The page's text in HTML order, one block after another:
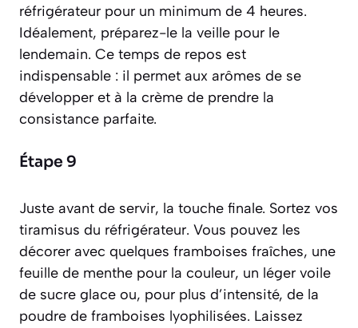
réfrigérateur pour un minimum de 4 heures.
Idéalement, préparez-le la veille pour le
lendemain. Ce temps de repos est
indispensable : il permet aux arômes de se
développer et à la crème de prendre la
consistance parfaite.
Étape 9
Juste avant de servir, la touche finale. Sortez vos
tiramisus du réfrigérateur. Vous pouvez les
décorer avec quelques framboises fraîches, une
feuille de menthe pour la couleur, un léger voile
de sucre glace ou, pour plus d’intensité, de la
poudre de framboises lyophilisées. Laissez